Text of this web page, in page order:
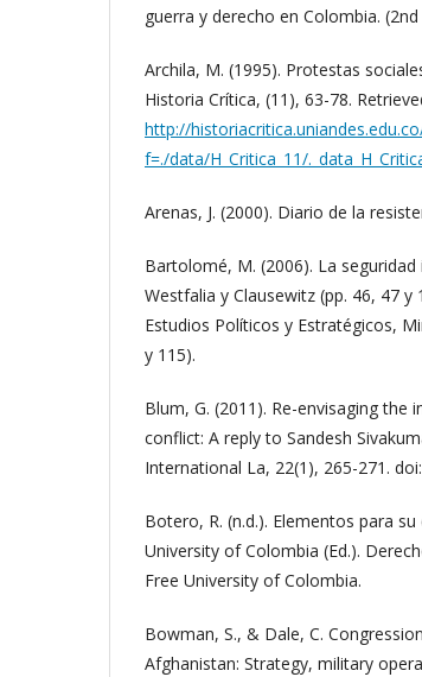
guerra y derecho en Colombia.
Archila, M. (1995). Protestas
Historia Crítica, (11), 63-78.
http://
f=./data/H_Critica_11/
Arenas, J. (2000). Diario de la
Bartolomé, M. (2006). La
Westfalia y Clausewitz (pp. 46, 47 y
Estudios Políticos y Estratégicos,
y 115).
Blum, G. (2011). Re-envisaging
conflict: A reply to Sandesh
International La, 22(1), 265-271.
Botero, R. (n.d.). Elementos para
University of Colombia (Ed.).
Free University of Colombia.
Bowman, S., & Dale, C.
Afghanistan: Strategy, military